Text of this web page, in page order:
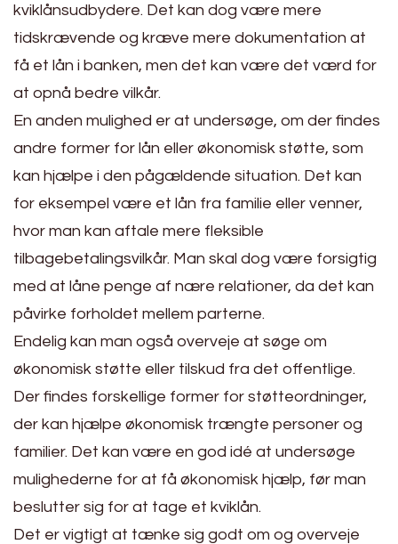
kviklånsudbydere. Det kan dog være mere
tidskrævende og kræve mere dokumentation at
få et lån i banken, men det kan være det værd for
at opnå bedre vilkår.
En anden mulighed er at undersøge, om der findes
andre former for lån eller økonomisk støtte, som
kan hjælpe i den pågældende situation. Det kan
for eksempel være et lån fra familie eller venner,
hvor man kan aftale mere fleksible
tilbagebetalingsvilkår. Man skal dog være forsigtig
med at låne penge af nære relationer, da det kan
påvirke forholdet mellem parterne.
Endelig kan man også overveje at søge om
økonomisk støtte eller tilskud fra det offentlige.
Der findes forskellige former for støtteordninger,
der kan hjælpe økonomisk trængte personer og
familier. Det kan være en god idé at undersøge
mulighederne for at få økonomisk hjælp, før man
beslutter sig for at tage et kviklån.
Det er vigtigt at tænke sig godt om og overveje